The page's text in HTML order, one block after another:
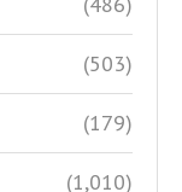
(503)
(179)
(1,010)